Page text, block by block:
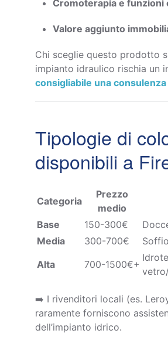
Cromoterapia e funzioni
Valore aggiunto
Chi sceglie questo prodotto
impianto idraulico rischia un
consigliabile una
Tipologie di
disponibili a
Categoria
Prezzo
medio
Base
150-300€
Media
300-700€
Alta
700-1500€+
➡️ I rivenditori locali (es.
raramente forniscono
dell’impianto idrico.